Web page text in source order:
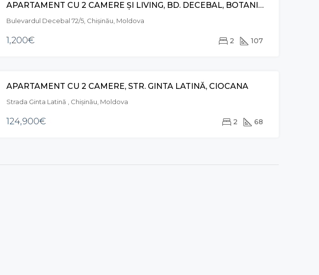
CHIRIE EXCLUSIVE
APARTAMENT CU 2 CAMERE ȘI LIVING, BD. DECEBAL, BOTANICA
Bulevardul Decebal 72/5, Chișinău, Moldova
1,200€ 2 107
VÂNZARE
APARTAMENT CU 2 CAMERE, STR. GINTA LATINĂ, CIOCANA
Strada Ginta Latină , Chișinău, Moldova
124,900€ 2 68